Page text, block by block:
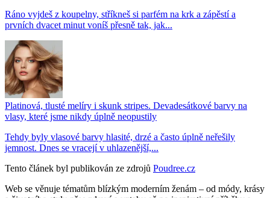
Ráno vyjdeš z koupelny, stříkneš si parfém na krk a zápěstí a
prvních dvacet minut voníš přesně tak, jak...
Platinová, tlusté melíry i skunk stripes. Devadesátkové barvy na
vlasy, které jsme nikdy úplně neopustily
Tehdy byly vlasové barvy hlasité, drzé a často úplně neřešily
jemnost. Dnes se vracejí v uhlazenější,...
Tento článek byl publikován ze zdrojů Poudree.cz
Web se věnuje tématům blízkým moderním ženám – od módy, krásy